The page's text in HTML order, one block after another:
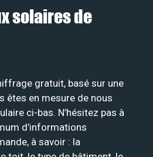
solaires de
gratuit, basé sur une
êtes en mesure de nous
ci-bas. N’hésitez pas à
d’informations
à savoir : la